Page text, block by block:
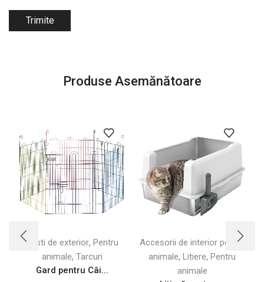
Produse Asemănătoare
Custi de exterior, Pentru
animale, Tarcuri
Gard pentru Câi...
Accesorii de interior pentru
animale, Litiere, Pentru
animale